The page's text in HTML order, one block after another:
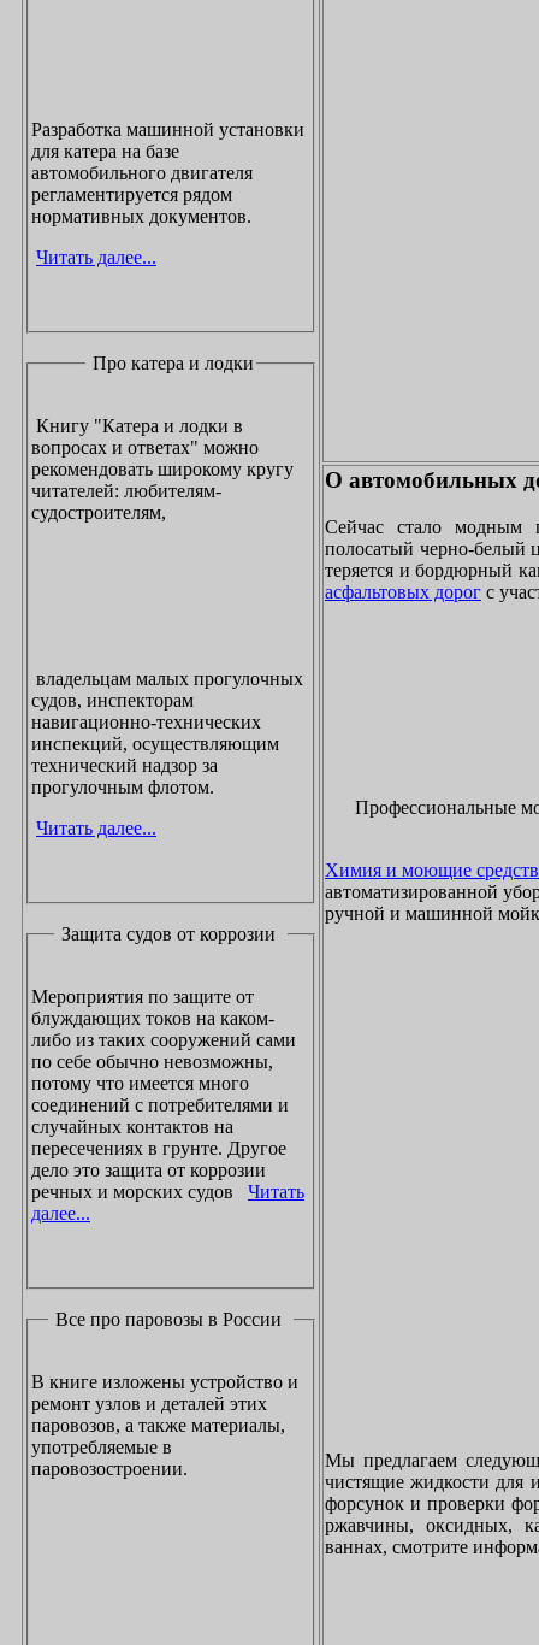
Разработка машинной установки
для катера на базе
автомобильного двигателя
регламентируется рядом
нормативных документов.
Читать далее...
Про катера и лодки
Книгу "Катера и лодки в
вопросах и ответах" можно
рекомендовать широкому кругу
читателей: любителям-
судостроителям,
владельцам малых прогулочных
судов, инспекторам
навигационно-технических
инспекций, осуществляющим
технический надзор за
прогулочным флотом.
Читать далее...
Защита судов от коррозии
Мероприятия по защите от
блуждающих токов на каком-
либо из таких сооружений сами
по себе обычно невозможны,
потому что имеется много
соединений с потребителями и
случайных контактов на
пересечениях в грунте. Другое
дело это защита от коррозии
речных и морских судов Читать
далее...
Все про паровозы в России
В книге изложены устройство и
ремонт узлов и деталей этих
паровозов, а также материалы,
употребляемые в
паровозостроении.
О автомобильных
Сейчас стало модным
полосатый черно-белый
теряется и бордюрный
асфальтовых дорог с
Профессиональные
Химия и моющие
автоматизированной
ручной и машинной
Мы предлагаем
чистящие жидкости для
форсунок и проверки
ржавчины, оксидных,
ваннах, смотрите